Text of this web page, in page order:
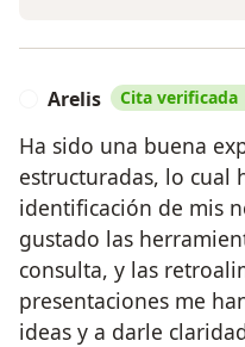
Arelis Cita verificada
Ha sido una buena
estructuradas, lo cual
identificación de mis
gustado las
consulta, y las
presentaciones me
ideas y a darle